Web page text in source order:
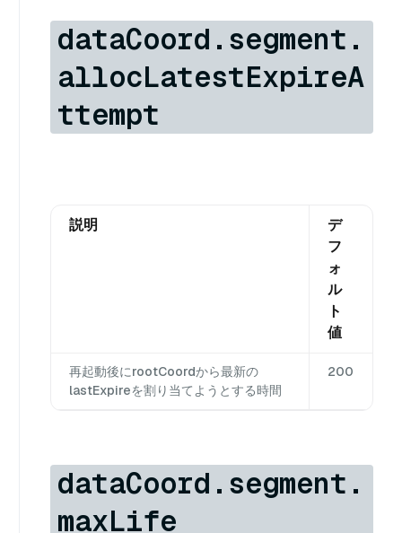
dataCoord.segment.
allocLatestExpireA
ttempt
説明
デ
フ
ォ
ル
ト
値
再起動後にrootCoordから最新の
lastExpireを割り当てようとする時間
200
dataCoord.segment.
maxLife